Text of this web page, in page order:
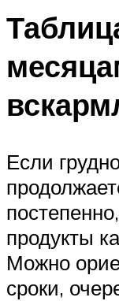
Если
продукты
Можно
сроки,